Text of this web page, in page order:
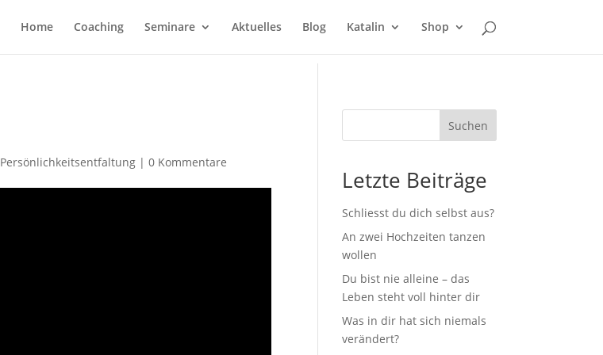
Home Coaching Seminare Aktuelles Blog Katalin Shop
Persönlichkeitsentfaltung |0 Kommentare
Suchen
Letzte Beiträge
Schliesst du dich selbst aus?
An zwei Hochzeiten tanzen
wollen
Du bist nie alleine – das
Leben steht voll hinter dir
Was in dir hat sich niemals
verändert?